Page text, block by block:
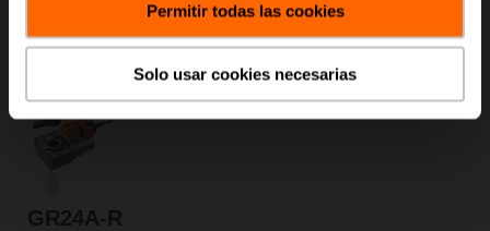
Permitir todas las cookies
Solo usar cookies necesarias
Añadir a Cesta
Añadir a lista de proyectos
GR24A-R